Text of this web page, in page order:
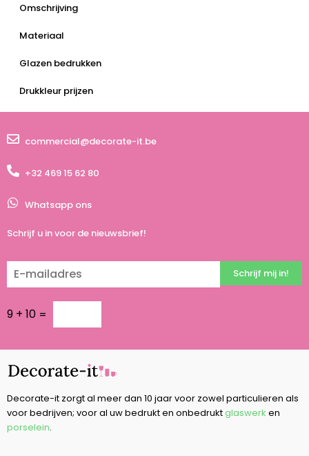
Omschrijving
Materiaal
Glazen bedrukken
Drukkleur prijzen
commercial@decorate-it.be
+32 469 15 62 80
Whatsapp ons
Schrijf u in voor de nieuwsbrief!
9 + 10 =
Schrijf mij in!
Decorate-it zorgt al meer dan 10 jaar voor zowel particulieren als
voor bedrijven; voor al uw bedrukt en onbedruktglaswerk en
porselein.